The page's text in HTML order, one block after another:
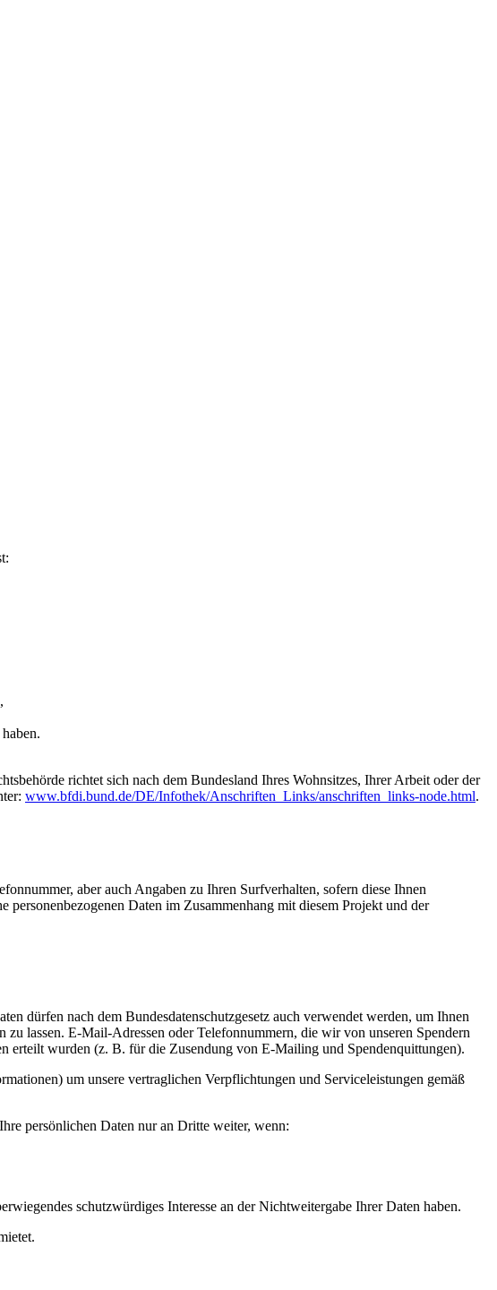
richtet sich nach dem Bundesland Ihres Wohnsitzes, Ihrer Arbeit oder der
www.bfdi.bund.de/DE/Infothek/Anschriften_Links/anschriften_links-node.html.
aber auch Angaben zu Ihren Surfverhalten, sofern diese Ihnen
Daten im Zusammenhang mit diesem Projekt und der
dürfen nach dem Bundesdatenschutzgesetz auch verwendet werden, um Ihnen
lassen. E-Mail-Adressen oder Telefonnummern, die wir von unseren Spendern
erteilt wurden (z. B. für die Zusendung von E-Mailing und Spendenquittungen).
um unsere vertraglichen Verpflichtungen und Serviceleistungen gemäß
persönlichen Daten nur an Dritte weiter, wenn:
schutzwürdiges Interesse an der Nichtweitergabe Ihrer Daten haben.